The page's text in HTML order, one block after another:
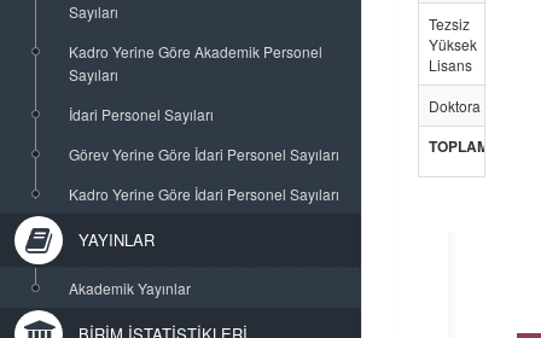
Sayıları
Kadro Yerine Göre Akademik Personel
Sayıları
İdari Personel Sayıları
Görev Yerine Göre İdari Personel Sayıları
Kadro Yerine Göre İdari Personel Sayıları
YAYINLAR
Akademik Yayınlar
Tezsiz
Yüksek
Lisans
Doktora
TOPLAM